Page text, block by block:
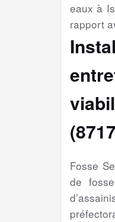
eaux à
rapport
Fosse
de